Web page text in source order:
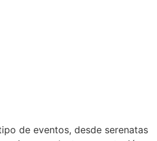
de eventos, desde serenatas